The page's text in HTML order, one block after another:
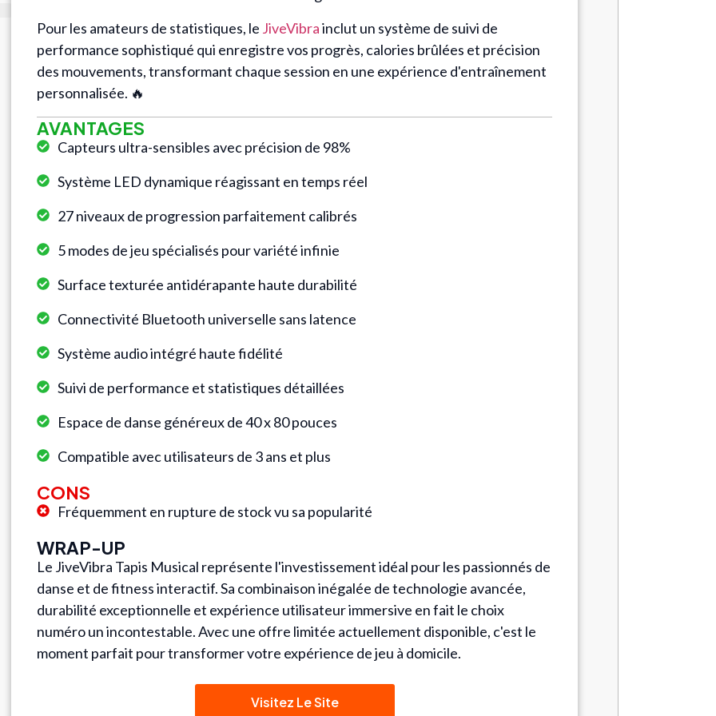
Pour les amateurs de statistiques, le JiveVibrainclut un système de suivi de
performance sophistiqué qui enregistre vos progrès, calories brûlées et précision
des mouvements, transformant chaque session en une expérience d'entraînement
personnalisée. 🔥
AVANTAGES
Capteurs ultra-sensibles avec précision de 98%
Système LED dynamique réagissant en temps réel
27 niveaux de progression parfaitement calibrés
5 modes de jeu spécialisés pour variété infinie
Surface texturée antidérapante haute durabilité
Connectivité Bluetooth universelle sans latence
Système audio intégré haute fidélité
Suivi de performance et statistiques détaillées
Espace de danse généreux de 40 x 80 pouces
Compatible avec utilisateurs de 3 ans et plus
CONS
Fréquemment en rupture de stock vu sa popularité
WRAP-UP
Le JiveVibra Tapis Musical représente l'investissement idéal pour les passionnés de
danse et de fitness interactif. Sa combinaison inégalée de technologie avancée,
durabilité exceptionnelle et expérience utilisateur immersive en fait le choix
numéro un incontestable. Avec une offre limitée actuellement disponible, c'est le
moment parfait pour transformer votre expérience de jeu à domicile.
Visitez Le Site